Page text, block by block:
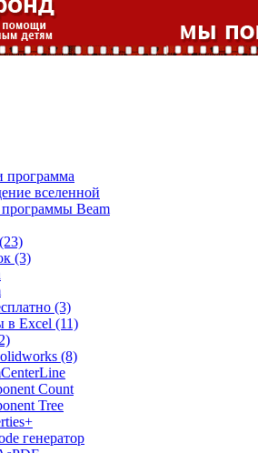
программа
вселенной
Beam
(3)
(3)
в Excel (11)
(8)
Count
Tree
генератор